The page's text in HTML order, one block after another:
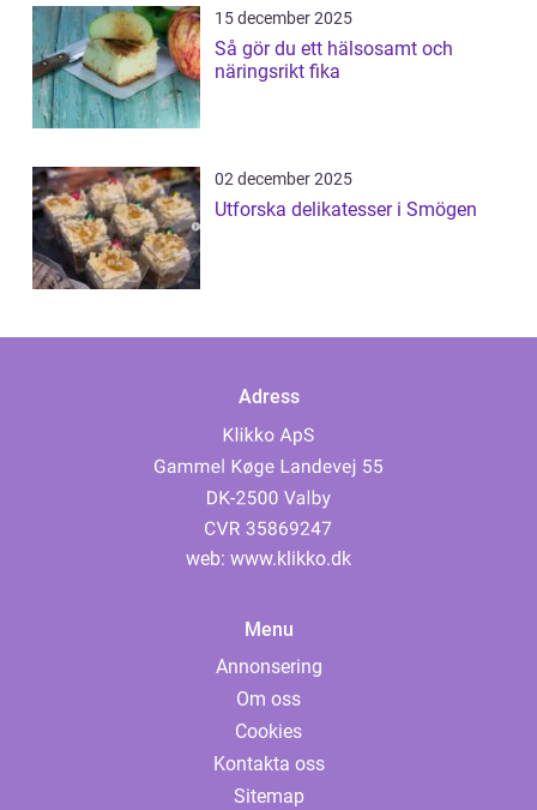
15 december 2025
Så gör du ett hälsosamt och
näringsrikt fika
02 december 2025
Utforska delikatesser i Smögen
Adress
web: www.klikko.dk
Menu
Annonsering
Om oss
Cookies
Kontakta oss
Sitemap